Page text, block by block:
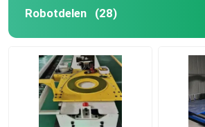
Robotdelen (28)